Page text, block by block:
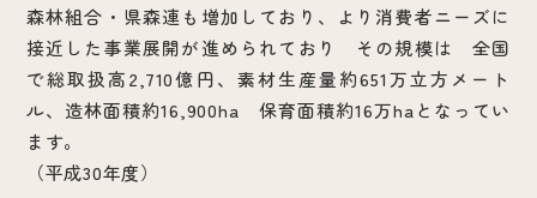
森林組合・県森連も増加しており、より消費者ニーズに
接近した事業展開が進められており その規模は 全国
で総取扱高2,710億円、素材生産量約651万立方メート
ル、造林面積約16,900ha 保育面積約16万haとなってい
ます。
（平成30年度）